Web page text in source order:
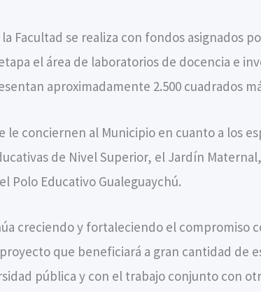
Facultad se realiza con fondos asignados
el área de laboratorios de docencia e
aproximadamente 2.500 cuadrados
conciernen al Municipio en cuanto a los
de Nivel Superior, el Jardín
Educativo Gualeguaychú.
creciendo y fortaleciendo el compromiso
que beneficiará a gran cantidad de
pública y con el trabajo conjunto con